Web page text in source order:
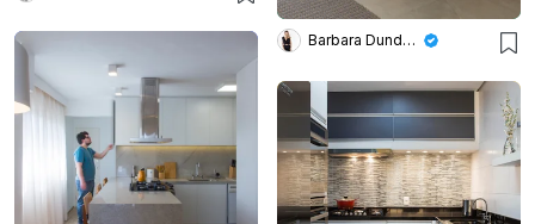
Barbara Dundes – Arquitetura + Design